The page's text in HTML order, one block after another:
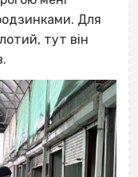
Для
тут він